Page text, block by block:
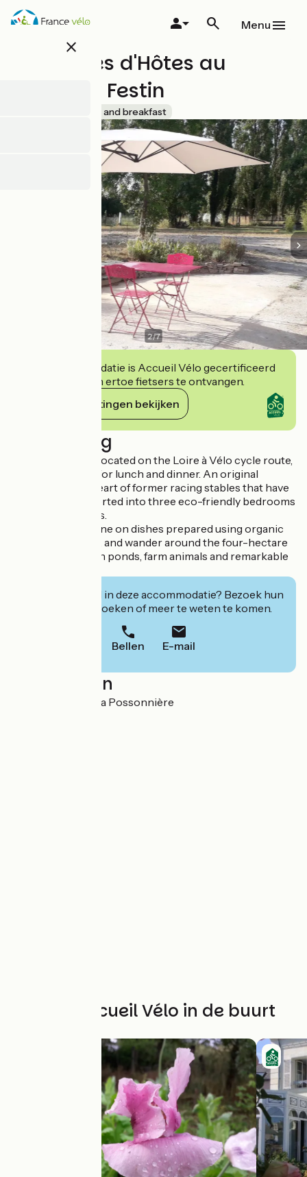
Overslaan
en
close
Menu
Chambres d'Hôtes au
Fabuleux Festin
Bed and breakfast
2/7
Deze accommodatie is Accueil Vélo gecertificeerd
en verbindt zich ertoe fietsers te ontvangen.
Haar verplichtingen bekijken
Beschrijving
Our guest house, located on the Loire à Vélo cycle route,
offers you a feast for lunch and dinner. An original
stopover in the heart of former racing stables that have
been partly converted into three eco-friendly bedrooms
and a table d'hôtes.
You'll be able to dine on dishes prepared using organic
and local produce, and wander around the four-hectare
site, complete with ponds, farm animals and remarkable
Geïnteresseerd in deze accommodatie? Bezoek hun
website om te boeken of meer te weten te komen.
Bellen E-mail
Localisation
1, La Loge 49170 La Possonnière
Andere Accueil Vélo in de buurt